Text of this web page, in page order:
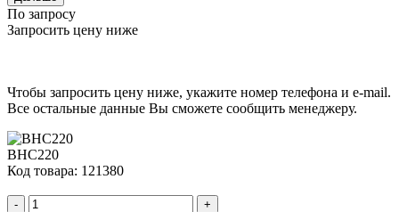
По запросу
Запросить цену ниже
Чтобы запросить цену ниже, укажите номер телефона и e-mail.
Все остальные данные Вы сможете сообщить менеджеру.
BHC220
Код товара: 121380
- +